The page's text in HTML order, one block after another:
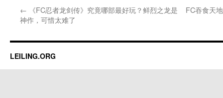
← 《FC忍者龙剑传》究竟哪部最好玩？鲜烈之龙是
神作，可惜太难了
FC吞食天
LEILING.ORG